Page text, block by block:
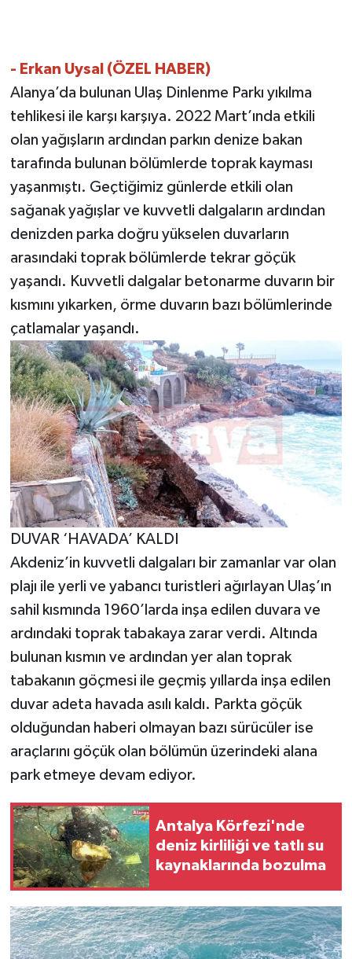
- Erkan Uysal (ÖZEL HABER)
Alanya’da bulunan Ulaş Dinlenme Parkı yıkılma
tehlikesi ile karşı karşıya. 2022 Mart’ında etkili
olan yağışların ardından parkın denize bakan
tarafında bulunan bölümlerde toprak kayması
yaşanmıştı. Geçtiğimiz günlerde etkili olan
sağanak yağışlar ve kuvvetli dalgaların ardından
denizden parka doğru yükselen duvarların
arasındaki toprak bölümlerde tekrar göçük
yaşandı. Kuvvetli dalgalar betonarme duvarın bir
kısmını yıkarken, örme duvarın bazı bölümlerinde
çatlamalar yaşandı.
DUVAR ‘HAVADA’ KALDI
Akdeniz’in kuvvetli dalgaları bir zamanlar var olan
plajı ile yerli ve yabancı turistleri ağırlayan Ulaş’ın
sahil kısmında 1960’larda inşa edilen duvara ve
ardındaki toprak tabakaya zarar verdi. Altında
bulunan kısmın ve ardından yer alan toprak
tabakanın göçmesi ile geçmiş yıllarda inşa edilen
duvar adeta havada asılı kaldı. Parkta göçük
olduğundan haberi olmayan bazı sürücüler ise
araçlarını göçük olan bölümün üzerindeki alana
park etmeye devam ediyor.
Antalya Körfezi'nde
deniz kirliliği ve tatlı su
kaynaklarında bozulma